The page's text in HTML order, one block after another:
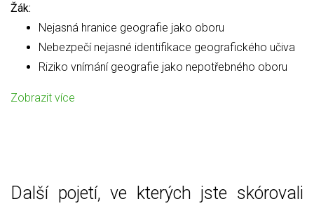
Žák:
Nejasná hranice geografie jako oboru
Nebezpečí nejasné identifikace geografického učiva
Riziko vnímání geografie jako nepotřebného oboru
Zobrazit více
Další pojetí, ve kterých jste skórovali